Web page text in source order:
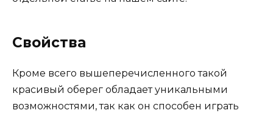
Свойства
Кроме всего вышеперечисленного такой
красивый оберег обладает уникальными
возможностями, так как он способен играть